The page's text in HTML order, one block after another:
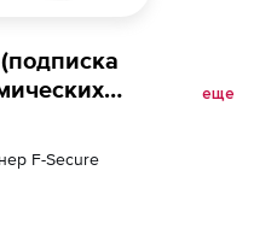
еще
F-Secure